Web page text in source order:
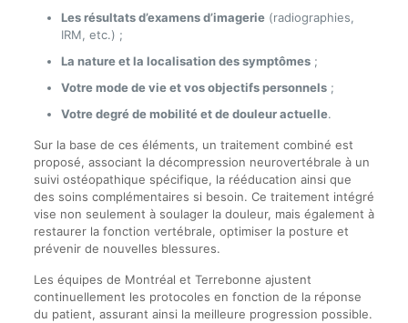
Les résultats d’examens d’imagerie(radiographies,
IRM, etc.) ;
La nature et la localisation des symptômes;
Votre mode de vie et vos objectifs personnels;
Votre degré de mobilité et de douleur actuelle.
Sur la base de ces éléments, un traitement combiné est
proposé, associant la décompression neurovertébrale à un
suivi ostéopathique spécifique, la rééducation ainsi que
des soins complémentaires si besoin. Ce traitement intégré
vise non seulement à soulager la douleur, mais également à
restaurer la fonction vertébrale, optimiser la posture et
prévenir de nouvelles blessures.
Les équipes de Montréal et Terrebonne ajustent
continuellement les protocoles en fonction de la réponse
du patient, assurant ainsi la meilleure progression possible.